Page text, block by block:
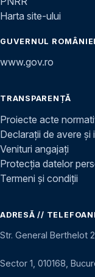
Harta site-ului
GUVERNUL ROMÂNIEI
www.gov.ro
TRANSPARENȚĂ
Proiecte acte
Declarații de avere și
Venituri angajați
Protecția datelor
Termeni și condiții
ADRESĂ //
Str. General Berthelot
Sector 1, 010168,